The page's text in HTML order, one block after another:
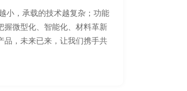
小，承载的技术越复杂；功能
握微型化、智能化、材料革新
品，未来已来，让我们携手共